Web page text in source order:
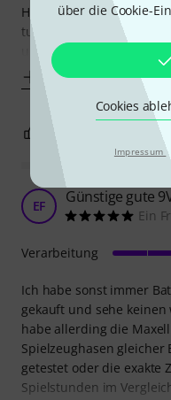
über die Cookie-
Cookies
Impressum
Hier haben wir es mit
tun. Die Lackierung
und weist keine Nasen
Mehr anzeigen
EF Günstige gute
Ein
Ich habe sonst immer
gekauft und sehe
habe allerding die
Spielzeughasen
getestet oder die exakte
Spielstunden im
Verarbeitung